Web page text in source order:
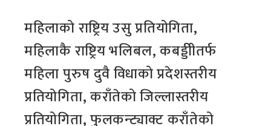
महिलाको राष्ट्रिय उसु प्रतियोगिता,
महिलाकै राष्ट्रिय भलिबल, कबड्डीीतर्फ
महिला पुरुष दुवै विधाको प्रदेशस्तरीय
प्रतियोगिता, कराँतेको जिल्लास्तरीय
प्रतियोगिता, फुलकन्ट्याक्ट कराँतेको